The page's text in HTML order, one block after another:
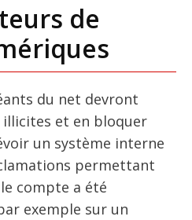
de
du net devront
et en bloquer
un système interne
permettant
compte a été
exemple sur un